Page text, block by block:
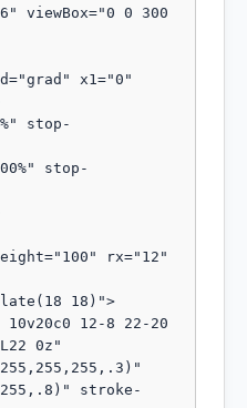
viewBox="0 0 300
0z"
stroke-